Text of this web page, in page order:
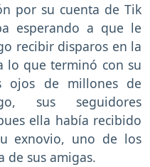
por su cuenta de Tik
esperando a que le
recibir disparos en la
lo que terminó con su
ojos de millones de
sus seguidores
ella había recibido
exnovio, uno de los
de sus amigas.